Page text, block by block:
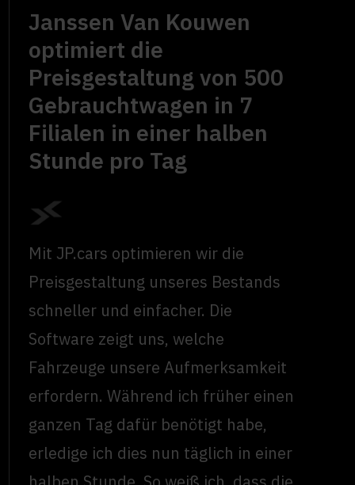
Janssen Van Kouwen
optimiert die
Preisgestaltung von 500
Gebrauchtwagen in 7
Filialen in einer halben
Stunde pro Tag
Mit JP.cars optimieren wir die
Preisgestaltung unseres Bestands
schneller und einfacher. Die
Software zeigt uns, welche
Fahrzeuge unsere Aufmerksamkeit
erfordern. Während ich früher einen
ganzen Tag dafür benötigt habe,
erledige ich dies nun täglich in einer